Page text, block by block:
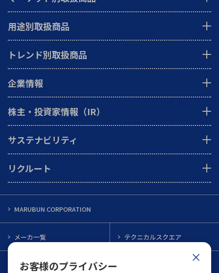
お客様のプライバシー
用途別取扱商品
トレンド別取扱商品
企業情報
株主・投資家情報（IR）
サステナビリティ
リクルート
MARUBUN CORPORATION
メーカ一覧 テクニカルスクエア
インフォメーション